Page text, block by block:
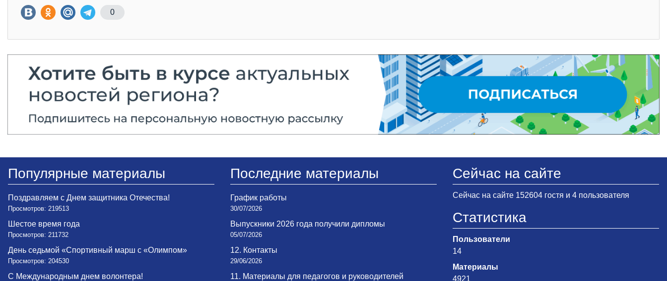
0
Популярные материалы
Поздравляем с Днем защитника Отечества!
Просмотров: 219513
Шестое время года
Просмотров: 211732
День седьмой «Спортивный марш с «Олимпом»
Просмотров: 204530
С Международным днем волонтера!
Последние материалы
График работы
30/07/2026
Выпускники 2026 года получили дипломы
05/07/2026
12. Контакты
29/06/2026
11. Материалы для педагогов и руководителей
Сейчас на сайте
Сейчас на сайте 152604 гостя и 4 пользователя
Статистика
Пользователи
14
Материалы
4921